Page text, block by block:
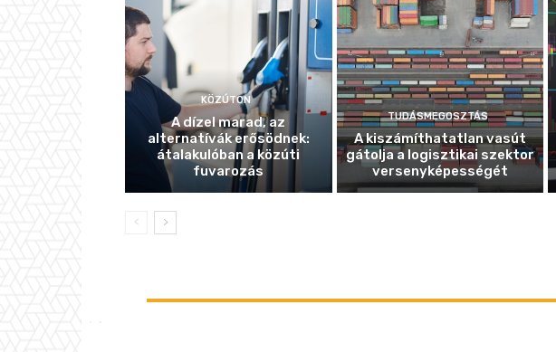
KÖZÚTON
A dízel marad, az
alternatívák erősödnek:
átalakulóban a közúti
fuvarozás
TUDÁSMEGOSZTÁS
A kiszámíthatatlan vasút
gátolja a logisztikai szektor
versenyképességét